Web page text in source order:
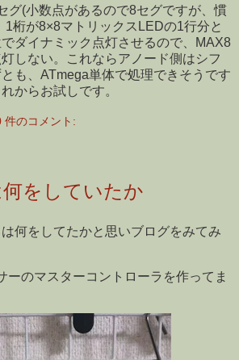
(小数点があるので8セグですが、慣
1桁が8×8マトリックスLEDの1行分と
ダイナミック点灯させるので、MAX8
しない。これならアノード側はシフ
も、ATmega単体で処理できそうです
からお試しです。
件のコメント:
をしていたか
何をしてたかと思いブログをみてみ
のマスターコントローラを作ってま